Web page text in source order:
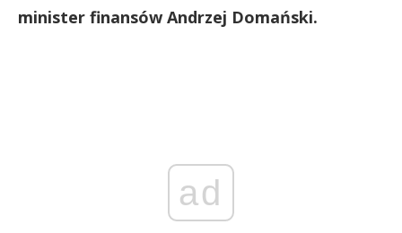
minister finansów Andrzej Domański.
ad